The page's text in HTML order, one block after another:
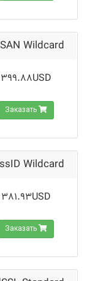
Wildcard
399.88USD
Заказать
Wildcard
381.93USD
Заказать